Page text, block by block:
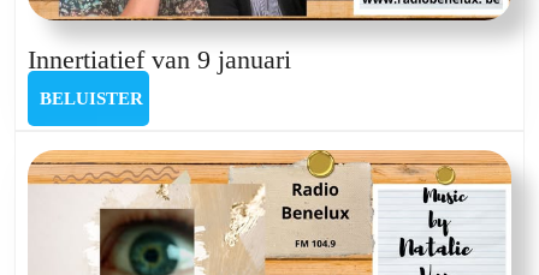
Innertiatief van 9 januari
januari
BELUISTER